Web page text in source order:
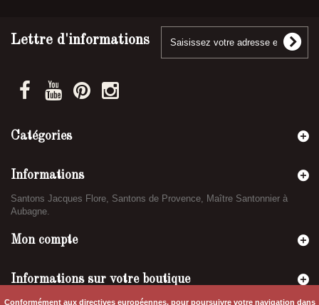
Conformément aux directives européennes, pour poursuivre votre navigation dans
Lettre d'informations
Catégories
Informations
Santons Jacques Flore, Santons de Provence, Maître Santonnier à
Aubagne.
Mon compte
Informations sur votre boutique